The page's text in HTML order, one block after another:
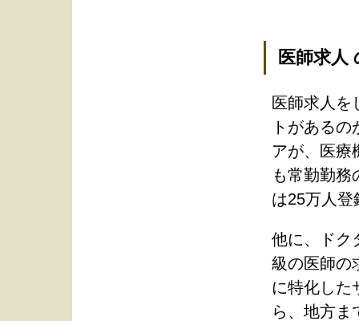
医師求人
医師求人を
トがある
アが、医療
も常勤勤務
は25万人登
他に、ドク
級の医師の
に特化した
ら、地方ま